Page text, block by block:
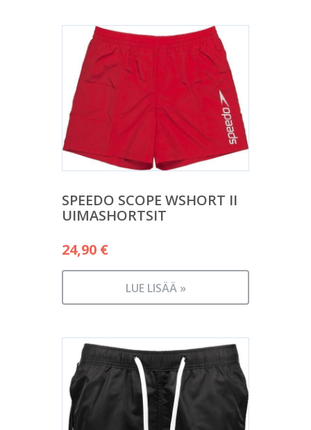
SPEEDO SCOPE WSHORT II
UIMASHORTSIT
24,90 €
LUE LISÄÄ »